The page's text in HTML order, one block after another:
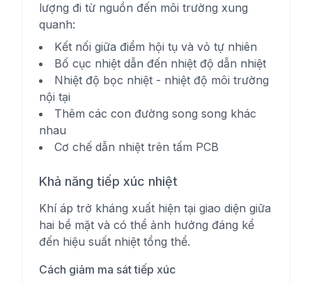
lượng đi từ nguồn đến môi trường xung
quanh:
Kết nối giữa điểm hội tụ và vỏ tự nhiên
Bố cục nhiệt dẫn đến nhiệt độ dẫn nhiệt
Nhiệt độ bọc nhiệt - nhiệt độ môi trường
nội tại
Thêm các con đường song song khác
nhau
Cơ chế dẫn nhiệt trên tấm PCB
Khả năng tiếp xúc nhiệt
Khí áp trở kháng xuất hiện tại giao diện giữa
hai bề mặt và có thể ảnh hưởng đáng kể
đến hiệu suất nhiệt tổng thể.
Cách giảm ma sát tiếp xúc